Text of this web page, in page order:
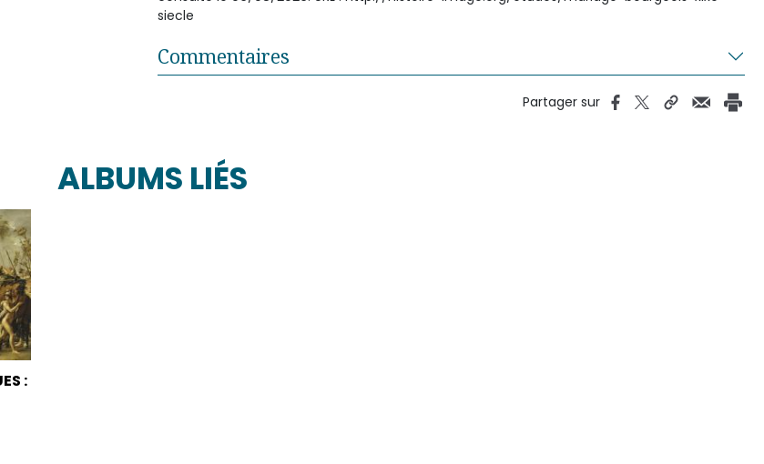
siecle
Commentaires
Partager sur
ALBUMS LIÉS
: